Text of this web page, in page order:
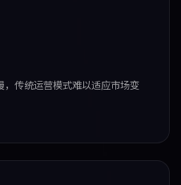
传统运营模式难以适应市场变